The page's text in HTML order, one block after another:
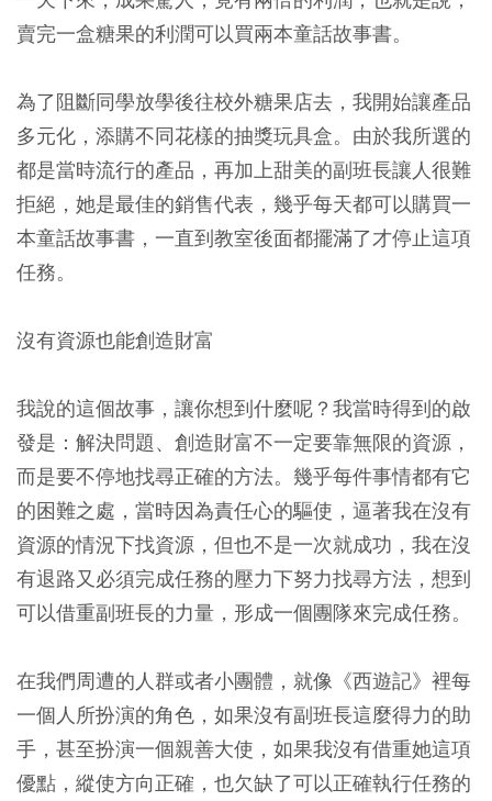
賣完一盒糖果的利潤可以買兩本童話故事書。
為了阻斷同學放學後往校外糖果店去，我開始讓產品
多元化，添購不同花樣的抽獎玩具盒。由於我所選的
都是當時流行的產品，再加上甜美的副班長讓人很難
拒絕，她是最佳的銷售代表，幾乎每天都可以購買一
本童話故事書，一直到教室後面都擺滿了才停止這項
任務。
沒有資源也能創造財富
我說的這個故事，讓你想到什麼呢？我當時得到的啟
發是：解決問題、創造財富不一定要靠無限的資源，
而是要不停地找尋正確的方法。幾乎每件事情都有它
的困難之處，當時因為責任心的驅使，逼著我在沒有
資源的情況下找資源，但也不是一次就成功，我在沒
有退路又必須完成任務的壓力下努力找尋方法，想到
可以借重副班長的力量，形成一個團隊來完成任務。
在我們周遭的人群或者小團體，就像《西遊記》裡每
一個人所扮演的角色，如果沒有副班長這麼得力的助
手，甚至扮演一個親善大使，如果我沒有借重她這項
優點，縱使方向正確，也欠缺了可以正確執行任務的